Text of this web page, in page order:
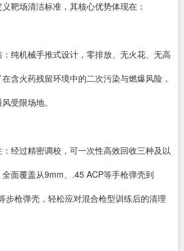
靶场清洁标准，其核心优势体现在：
纯机械手推式设计，零排放、无火花、无高
含火药残留环境中的二次污染与燃爆风险，
受限场地。
经过精密调校，可一次性高效回收三种及以
面覆盖从9mm、.45 ACP等手枪弹壳到
步枪弹壳，轻松应对混合枪型训练后的清理